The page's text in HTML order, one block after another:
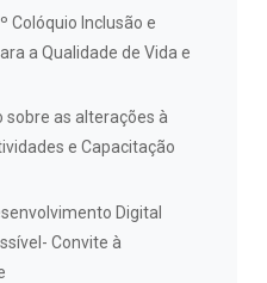
Colóquio Inclusão e
a Qualidade de Vida e
sobre as alterações à
e Capacitação
Digital
Convite à